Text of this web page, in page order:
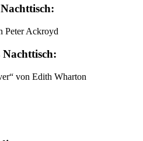
Peter Ackroyd
von Edith Wharton